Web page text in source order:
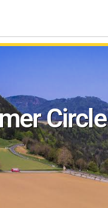
Circle